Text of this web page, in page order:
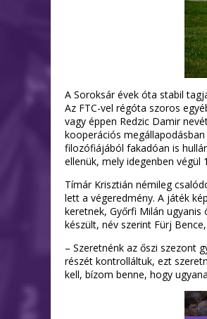
A Soroksár évek óta stabil
Az FTC-vel régóta szoros
vagy éppen Redzic Damir
kooperációs
filozófiájából fakadóan is
ellenük, mely idegenben végül
Tímár Krisztián némileg
lett a végeredmény. A játék
keretnek, Győrfi Milán
készült, név szerint Fürj
– Szeretnénk az őszi szezont
részét kontrolláltuk, ezt
kell, bízom benne, hogy